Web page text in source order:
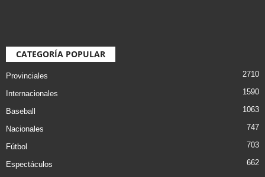
CATEGORÍA POPULAR
Provinciales 2710
Internacionales 1590
Baseball 1063
Nacionales 747
Fútbol 703
Espectáculos
662